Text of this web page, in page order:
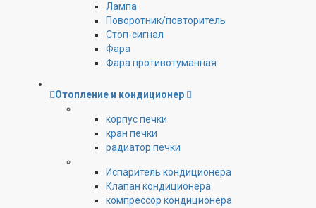
Лампа
Поворотник/повторитель
Стоп-сигнал
Фара
Фара противотуманная
Отопление и кондиционер
корпус печки
кран печки
радиатор печки
Испаритель кондиционера
Клапан кондиционера
компрессор кондиционера